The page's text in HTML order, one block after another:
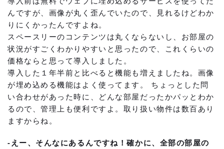
んですが、画像が丸く歪んでいたので、見れるけどわか
りにくかったんですよね。
スペースリーのコンテンツは丸くならないし、お部屋の
状況がすごくわかりやすいと思ったので、これくらいの
価格ならと思って導入しました。
導入した１年半前と比べると機能も増えましたね。画像
が埋め込める機能はよく使ってます。 ちょっとした問
い合わせがあった時に、どんな部屋だったかパッとわか
るので、管理上も便利ですよ。取り扱い物件は数百あり
ますからね。
-えー、そんなにあるんですね！確かに、全部の部屋の